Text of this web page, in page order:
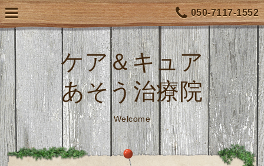
050-7117-1552
ケア＆キュア
あそう治療院
Welcome